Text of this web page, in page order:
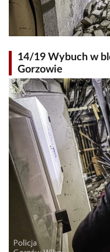
14/19 Wybuch w
Gorzowie